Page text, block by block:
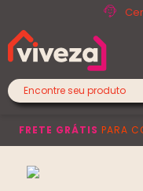
FRETE GRÁTIS PARA